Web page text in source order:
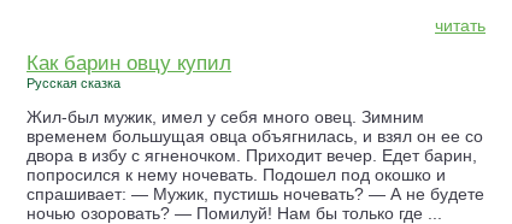
читать
Как барин овцу купил
Русская сказка
Жил-был мужик, имел у себя много овец. Зимним
временем большущая овца объягнилась, и взял он ее со
двора в избу с ягненочком. Приходит вечер. Едет барин,
попросился к нему ночевать. Подошел под окошко и
спрашивает: — Мужик, пустишь ночевать? — А не будете
ночью озоровать? — Помилуй! Нам бы только где ...